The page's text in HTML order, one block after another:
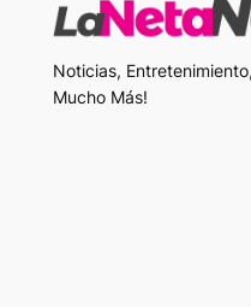
Noticias,
Mucho Más!